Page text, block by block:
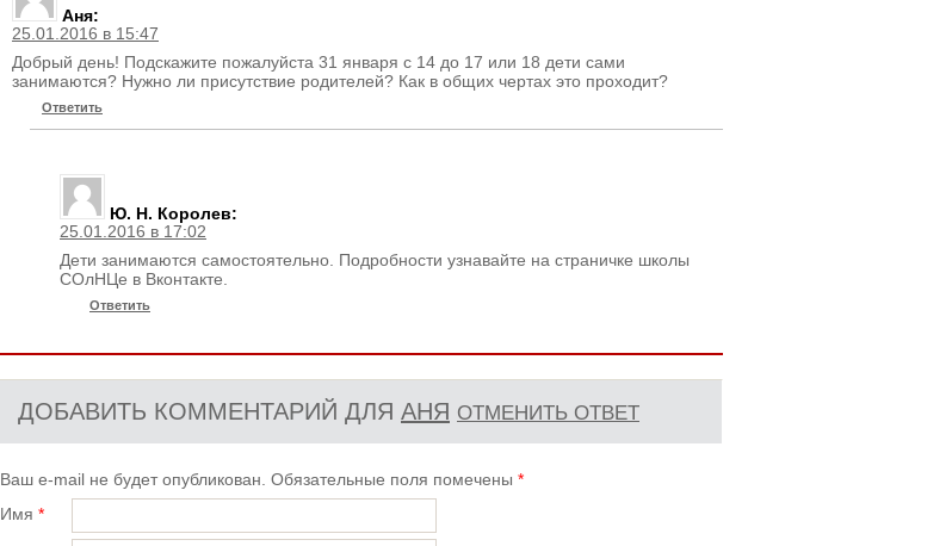
Аня:
25.01.2016 в 15:47
Добрый день! Подскажите пожалуйста 31 января с 14 до 17 или 18 дети сами
занимаются? Нужно ли присутствие родителей? Как в общих чертах это проходит?
Ответить
Ю. Н. Королев:
25.01.2016 в 17:02
Дети занимаются самостоятельно. Подробности узнавайте на страничке школы
СОлНЦе в Вконтакте.
Ответить
ДОБАВИТЬ КОММЕНТАРИЙ ДЛЯ АНЯ ОТМЕНИТЬ ОТВЕТ
Ваш e-mail не будет опубликован. Обязательные поля помечены *
Имя *